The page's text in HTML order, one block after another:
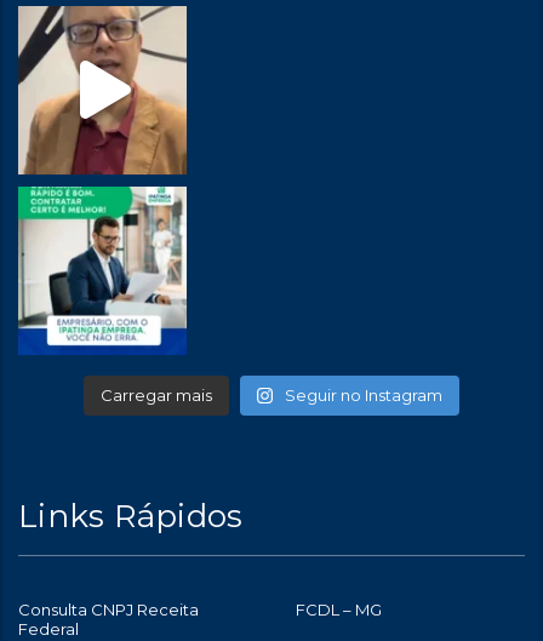
Carregar mais Seguir no Instagram
Links Rápidos
Consulta CNPJ Receita
Federal
FCDL – MG